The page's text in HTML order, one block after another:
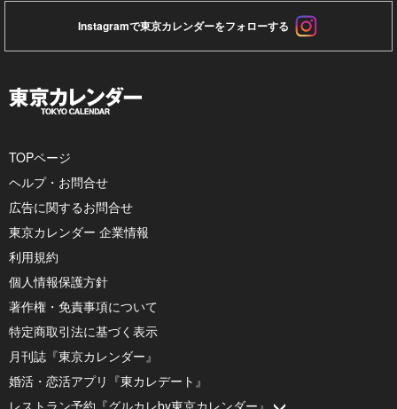
Instagramで東京カレンダーをフォローする
TOPページ
ヘルプ・お問合せ
広告に関するお問合せ
東京カレンダー 企業情報
利用規約
個人情報保護方針
著作権・免責事項について
特定商取引法に基づく表示
月刊誌『東京カレンダー』
婚活・恋活アプリ『東カレデート』